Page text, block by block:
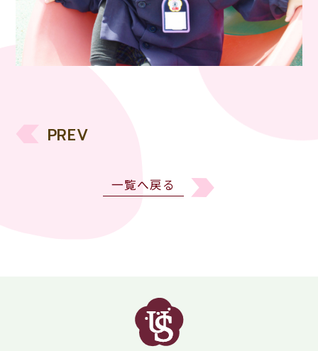
PREV
一覧へ戻る